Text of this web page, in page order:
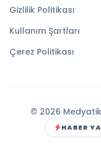
Gizlilik Politikası
Kullanım Şartları
Çerez Politikası
© 2026
HABER